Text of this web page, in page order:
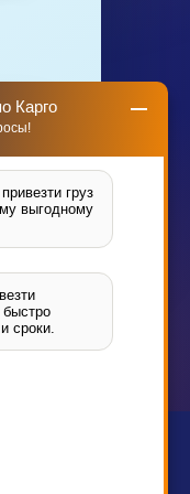
доставка
Реквизиты
Карго
груз
выгодному
быстро
сроки.